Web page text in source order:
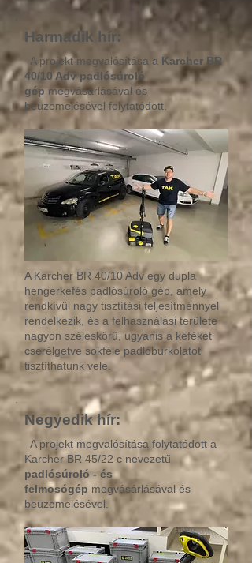
Harmadik hír:
A projekt megvalósítása a Karcher BR
40/10 Adv padlósúroló
gépmegvásárlásával és
beüzemelésével folytatódott.
A Karcher BR 40/10 Adv egy dupla
hengerkefés padlósúroló gép, amely
rendkívül nagy tisztítási teljesítménnyel
rendelkezik, és a felhasználási területe
nagyon széleskörű, ugyanis a keféket
cserélgetve sokféle padlóburkolatot
tisztíthatunk vele.
Negyedik hír:
A projekt megvalósítása folytatódott a
Karcher BR 45/22 c nevezetű
padlósúroló - és
felmosógép megvásárlásával és
beüzemelésével.